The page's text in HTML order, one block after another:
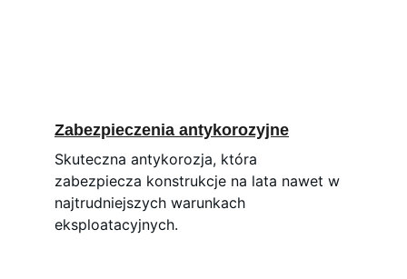
Zabezpieczenia antykorozyjne
Skuteczna antykorozja, która
zabezpiecza konstrukcje na lata nawet w
najtrudniejszych warunkach
eksploatacyjnych.